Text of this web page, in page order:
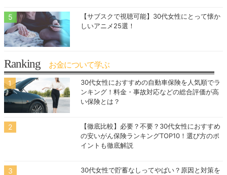
【サブスクで視聴可能】30代女性にとって懐か
しいアニメ25選！
Ranking お金について学ぶ
30代女性におすすめの自動車保険を人気順でラ
ンキング！料金・事故対応などの総合評価が高
い保険とは？
【徹底比較】必要？不要？30代女性におすすめ
の安いがん保険ランキングTOP10！選び方のポ
イントも徹底解説
30代女性で貯蓄なしってやばい？原因と対策を